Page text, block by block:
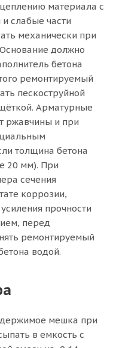
материала с
слабые части
механически при
должно
бетона
ремонтируемый
пескоструйной
Арматурные
ржавчины и при
толщина бетона
20 мм). При
сечения
коррозии,
прочности
перед
ремонтируемый
водой.
мешка при
в емкость с